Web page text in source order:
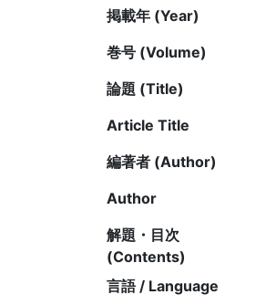
掲載年 (Year)
巻号 (Volume)
論題 (Title)
Article Title
編著者 (Author)
Author
解題・目次
(Contents)
言語 / Language